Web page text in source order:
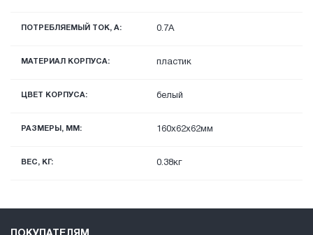
ПОТРЕБЛЯЕМЫЙ ТОК, А: 0.7А
МАТЕРИАЛ КОРПУСА: пластик
ЦВЕТ КОРПУСА: белый
РАЗМЕРЫ, ММ: 160x62x62мм
ВЕС, КГ: 0.38кг